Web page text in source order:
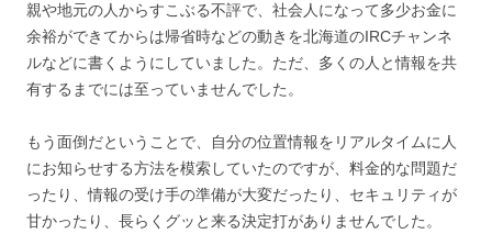
親や地元の人からすこぶる不評で、社会人になって多少お金に
余裕ができてからは帰省時などの動きを北海道のIRCチャンネ
ルなどに書くようにしていました。ただ、多くの人と情報を共
有するまでには至っていませんでした。
もう面倒だということで、自分の位置情報をリアルタイムに人
にお知らせする方法を模索していたのですが、料金的な問題だ
ったり、情報の受け手の準備が大変だったり、セキュリティが
甘かったり、長らくグッと来る決定打がありませんでした。